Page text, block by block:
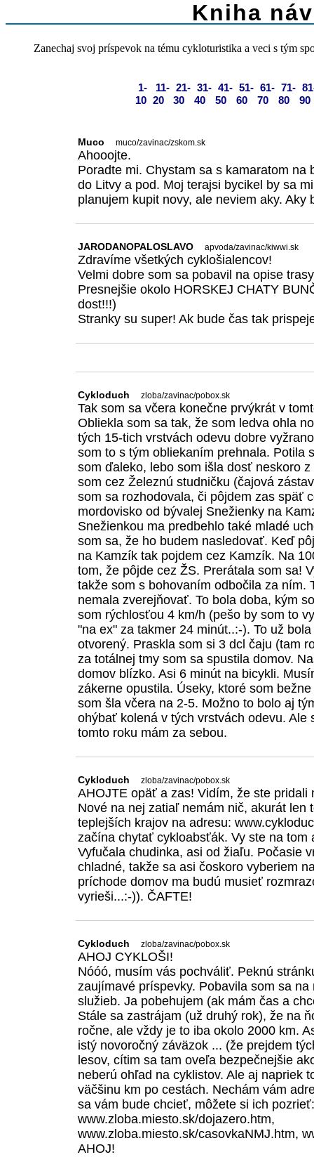
Kniha
Zanechaj svoj príspevok na tému cykloturistika a veci s tým
1-
10
11-
20
21-
30
31-
40
41-
50
51-
60
61-
70
71-
80
90
Muco muco/zavinac/zskom.sk
Ahooojte.
Poradte mi. Chystam sa s kamaratom na
do Litvy a pod. Moj terajsi bycikel by sa
planujem kupit novy, ale neviem aky. Aky
JARODANOPALOSLAVO apvoda/zavinac/kiwwi.sk
Zdravíme všetkých cyklošialencov!
Velmi dobre som sa pobavil na opise
Presnejšie okolo HORSKEJ CHATY
dost!!!)
Stranky su super! Ak bude čas tak
Cykloduch zloba/zavinac/pobox.sk
Tak som sa včera konečne prvýkrát v
Obliekla som sa tak, že som ledva ohla
tých 15-tich vrstvách odevu dobre
som to s tým obliekaním prehnala. Potila
som ďaleko, lebo som išla dosť neskoro
som cez Železnú studničku (čajová
som sa rozhodovala, či pôjdem zas späť
mordovisko od bývalej Snežienky na
Snežienkou ma predbehlo také mladé
som sa, že ho budem nasledovať. Keď
na Kamzík tak pojdem cez Kamzík. Na
tom, že pôjde cez ŽS. Prerátala som sa!
takže som s bohovaním odbočila za ním.
nemala zverejňovať. To bola doba, kým
som rýchlosťou 4 km/h (pešo by som to
"na ex" za takmer 24 minút..:-). To už
otvorený. Praskla som si 3 dcl čaju (tam
za totálnej tmy som sa spustila domov.
domov blízko. Asi 6 minút na bicykli.
zákerne opustila. Úseky, ktoré som
som šla včera na 2-5. Možno to bolo aj
ohýbať kolená v tých vrstvách odevu. Ale
tomto roku mám za sebou.
Cykloduch zloba/zavinac/pobox.sk
AHOJTE opäť a zas! Vidím, že ste pridali
Nové na nej zatiaľ nemám nič, akurát len
teplejších krajov na adresu:
začína chytať cykloabsťák. Vy ste na tom
Vyfučala chudinka, asi od žiaľu. Počasie
chladné, takže sa asi čoskoro vyberiem
príchode domov ma budú musieť
vyrieši...:-)). ČAFTE!
Cykloduch zloba/zavinac/pobox.sk
AHOJ CYKLOŠI!
Nóóó, musím vás pochváliť. Peknú
zaujímavé príspevky. Pobavila som sa
služieb. Ja pobehujem (ak mám čas a
Stále sa zastrájam (už druhý rok), že na
ročne, ale vždy je to iba okolo 2000 km.
istý novoročný záväzok ... (že prejdem
lesov, cítim sa tam oveľa bezpečnejšie
neberú ohľad na cyklistov. Ale aj napriek
väčšinu km po cestách. Nechám vám
sa vám bude chcieť, môžete si ich pozrieť:
www.zloba.miesto.sk/dojazero.htm,
www.zloba.miesto.sk/casovkaNMJ.htm,
AHOJ!